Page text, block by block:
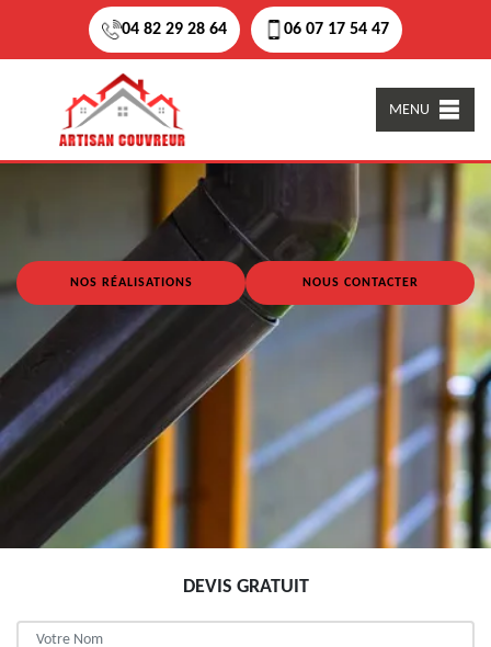
04 82 29 28 64 06 07 17 54 47
MENU
NOS RÉALISATIONS NOUS CONTACTER
DEVIS GRATUIT